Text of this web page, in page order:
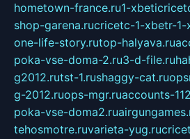
hometown-france.ru1-
shop-garena.rucricetc-1-xbetr-1-
one-life-story.rutop-halyava.ru
poka-vse-doma-2.ru3-d-file.ru
g2012.rutst-1.rushaggy-cat.ru
g-2012.ruops-mgr.ruaccounts-
poka-vse-doma2.ru
tehosmotre.ruvarieta-yug.ru